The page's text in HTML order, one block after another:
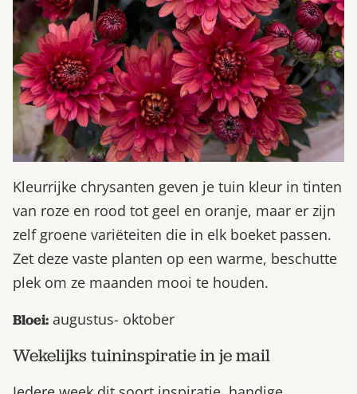
Kleurrijke chrysanten geven je tuin kleur in tinten
van roze en rood tot geel en oranje, maar er zijn
zelf groene variëteiten die in elk boeket passen.
Zet deze vaste planten op een warme, beschutte
plek om ze maanden mooi te houden.
Bloei: augustus- oktober
Wekelijks tuininspiratie in je mail